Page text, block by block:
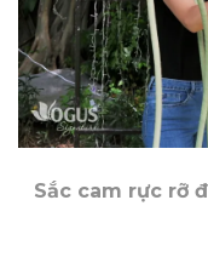
Sắc cam rực rỡ